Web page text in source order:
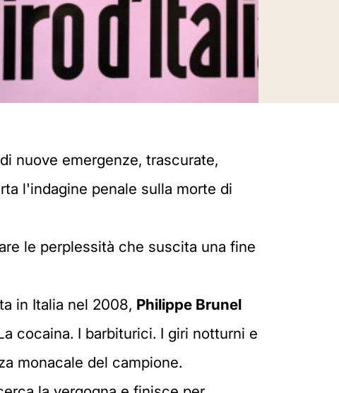
nuove emergenze, trascurate,
l'indagine penale sulla morte di
le perplessità che suscita una fine
in Italia nel 2008, Philippe Brunel
cocaina. I barbiturici. I giri notturni e
monacale del campione.